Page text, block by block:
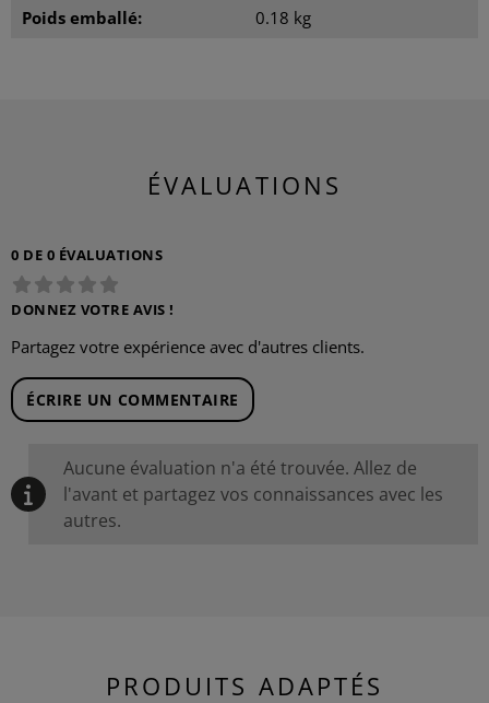
Poids emballé: 0.18 kg
ÉVALUATIONS
0 DE 0 ÉVALUATIONS
DONNEZ VOTRE AVIS !
Partagez votre expérience avec d'autres clients.
ÉCRIRE UN COMMENTAIRE
Aucune évaluation n'a été trouvée. Allez de
l'avant et partagez vos connaissances avec les
autres.
PRODUITS ADAPTÉS